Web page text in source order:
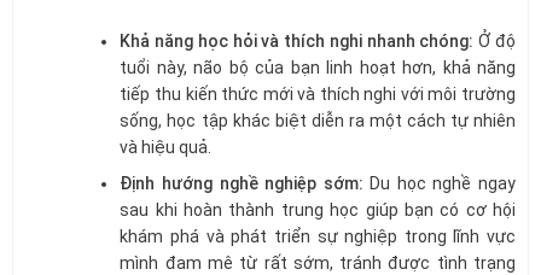
Khả năng học hỏi và thích nghi nhanh chóng: Ở độ
tuổi này, não bộ của bạn linh hoạt hơn, khả năng
tiếp thu kiến thức mới và thích nghi với môi trường
sống, học tập khác biệt diễn ra một cách tự nhiên
và hiệu quả.
Định hướng nghề nghiệp sớm: Du học nghề ngay
sau khi hoàn thành trung học giúp bạn có cơ hội
khám phá và phát triển sự nghiệp trong lĩnh vực
mình đam mê từ rất sớm, tránh được tình trạng